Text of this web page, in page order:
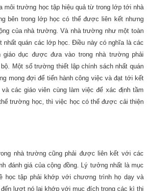
môi trường học tập hiệu quả từ trong lớp tới nhà
bên trong lớp học có thể được liên kết nhưng
của nhà trường. Và nhà trường như một toàn
nhất quán các lớp học. Điều này có nghĩa là các
dục được đưa vào trong nhà trường phải
Một số trường thiết lập chính sách nhất quán
mong đợi để tiến hành công việc và đạt tới kết
các giáo viên cùng làm việc để xác định tầm
trường học, thì việc học có thể được cải thiện
nhà trường cũng phải được liên kết với các
đánh giá của cộng đồng. Lý tưởng nhất là mục
học tập phải khớp với chương trình họ dạy và
lượt nó lại khớp với mục đích trong các kì thi